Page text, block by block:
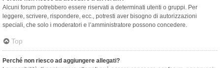
Alcuni forum potrebbero essere riservati a determinati utenti o gruppi. Per
leggere, scrivere, rispondere, ecc., potresti aver bisogno di autorizzazioni
speciali, che solo i moderatori e l’amministratore possono concedere.
Top
Perché non riesco ad aggiungere allegati?